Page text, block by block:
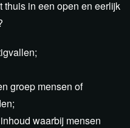
thuis in een open en eerlijk
groep mensen of
waarbij mensen